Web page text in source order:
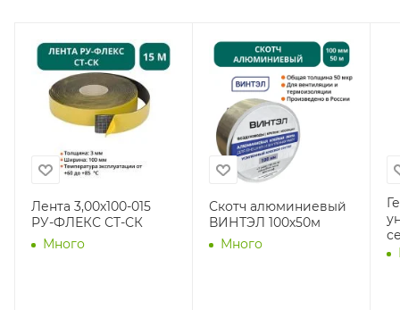
Лента 3,00х100-015
РУ-ФЛЕКС СТ-СК
Много
Скотч алюминиевый
ВИНТЭЛ 100х50м
Много